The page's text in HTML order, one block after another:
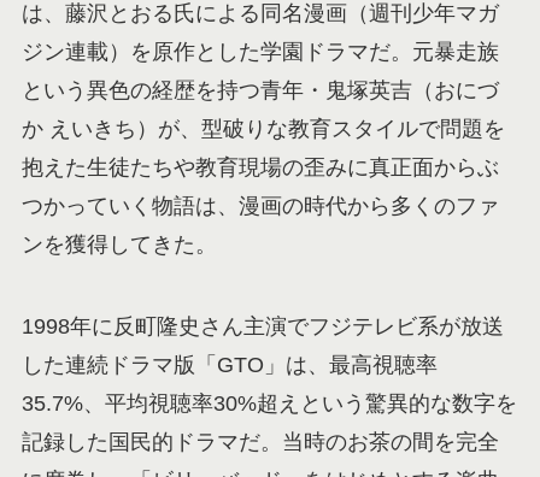
は、藤沢とおる氏による同名漫画（週刊少年マガ
ジン連載）を原作とした学園ドラマだ。元暴走族
という異色の経歴を持つ青年・鬼塚英吉（おにづ
か えいきち）が、型破りな教育スタイルで問題を
抱えた生徒たちや教育現場の歪みに真正面からぶ
つかっていく物語は、漫画の時代から多くのファ
ンを獲得してきた。
1998年に反町隆史さん主演でフジテレビ系が放送
した連続ドラマ版「GTO」は、最高視聴率
35.7%、平均視聴率30%超えという驚異的な数字を
記録した国民的ドラマだ。当時のお茶の間を完全